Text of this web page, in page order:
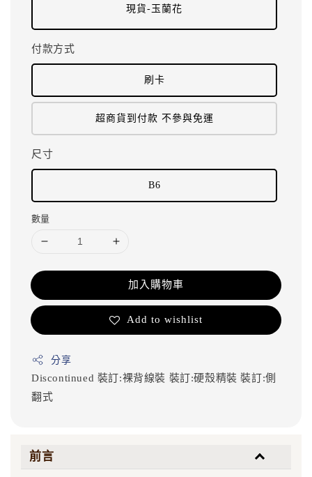
現貨-玉蘭花
付款方式
刷卡
超商貨到付款 不參與免運
尺寸
B6
數量
加入購物車
Add to wishlist
分享
Discontinued 裝訂:裸背線裝 裝訂:硬殼精裝裝訂:側
翻式
前言